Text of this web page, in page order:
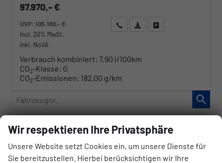
97.970,– €
UVP:105.180,– €
incl. 20% MwSt.
inkl. NoVA
Wir rufen Sie anAngebot drucken (PDF)
Verbrauch kombiniert: 7,90 l/100km
CO2-Klasse: G
CO2-Emissionen: 182,00 g/km
Fahrzeugnr.
Audi
A3
Wir respektieren Ihre Privatsphäre
Unsere Website setzt Cookies ein, um unsere Dienste für
Sie bereitzustellen. Hierbei berücksichtigen wir Ihre